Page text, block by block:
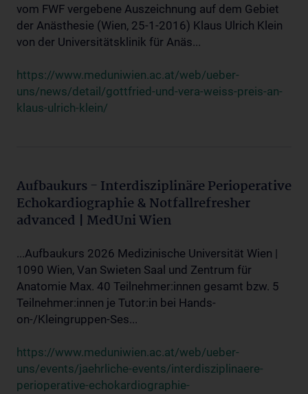
vom FWF vergebene Auszeichnung auf dem Gebiet
der Anästhesie (Wien, 25-1-2016) Klaus Ulrich Klein
von der Universitätsklinik für Anäs...
https://www.meduniwien.ac.at/web/ueber-
uns/news/detail/gottfried-und-vera-weiss-preis-an-
klaus-ulrich-klein/
Aufbaukurs - Interdisziplinäre Perioperative
Echokardiographie & Notfallrefresher
advanced | MedUni Wien
...Aufbaukurs 2026 Medizinische Universität Wien |
1090 Wien, Van Swieten Saal und Zentrum für
Anatomie Max. 40 Teilnehmer:innen gesamt bzw. 5
Teilnehmer:innen je Tutor:in bei Hands-
on-/Kleingruppen-Ses...
https://www.meduniwien.ac.at/web/ueber-
uns/events/jaehrliche-events/interdisziplinaere-
perioperative-echokardiographie-